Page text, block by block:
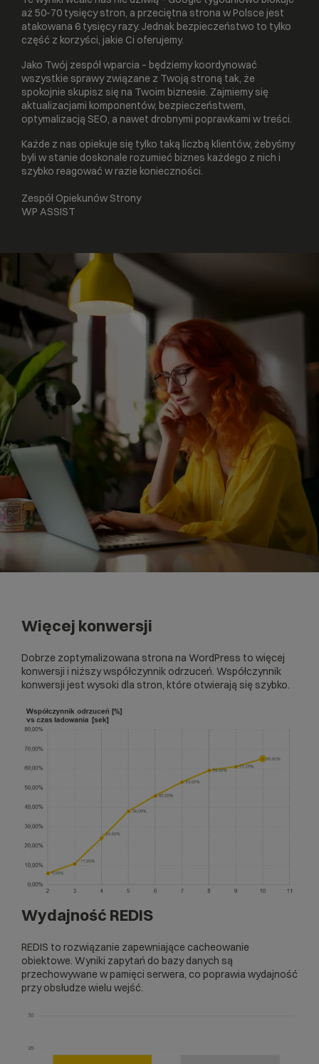
aż 50-70 tysięcy stron, a przeciętna strona w Polsce jest
atakowana 6 tysięcy razy. Jednak bezpieczeństwo to tylko
część z korzyści, jakie Ci oferujemy.
Jako Twój zespół wparcia – będziemy koordynować
wszystkie sprawy związane z Twoją stroną tak, że
spokojnie skupisz się na Twoim biznesie. Zajmiemy się
aktualizacjami komponentów, bezpieczeństwem,
optymalizacją SEO, a nawet drobnymi poprawkami w treści.
Każde z nas opiekuje się tylko taką liczbą klientów, żebyśmy
byli w stanie doskonale rozumieć biznes każdego z nich i
szybko reagować w razie konieczności.
Zespół Opiekunów Strony
WP ASSIST
Więcej konwersji
Dobrze zoptymalizowana strona na WordPress to więcej
konwersji i niższy współczynnik odrzuceń. Współczynnik
konwersji jest wysoki dla stron, które otwierają się szybko.
Wydajność REDIS
REDIS to rozwiązanie zapewniające cacheowanie
obiektowe. Wyniki zapytań do bazy danych są
przechowywane w pamięci serwera, co poprawia wydajność
przy obsłudze wielu wejść.